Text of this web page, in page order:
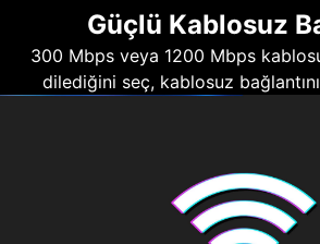
Güçlü Kablosuz
300 Mbps veya 1200 Mbps
dilediğini seç, kablosuz